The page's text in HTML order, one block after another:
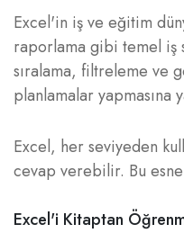
Excel'in iş ve eğitim
raporlama gibi temel iş
sıralama, filtreleme ve
planlamalar yapmasına
Excel, her seviyeden
cevap verebilir. Bu
Excel'i Kitaptan